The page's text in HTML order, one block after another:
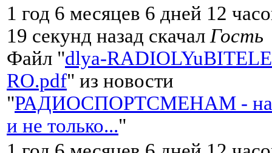
1 год 6 месяцев 6 дней 12
19 секунд назад скачал Гость
Файл "dlya-
RO.pdf" из новости
"РАДИОСПОРТСМЕНАМ -
и не только..."